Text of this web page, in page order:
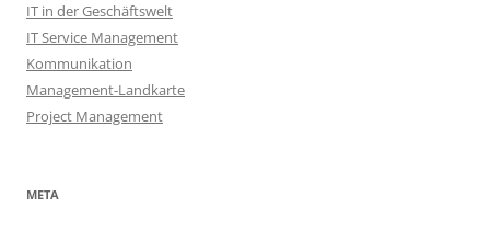
IT in der Geschäftswelt
IT Service Management
Kommunikation
Management-Landkarte
Project Management
META